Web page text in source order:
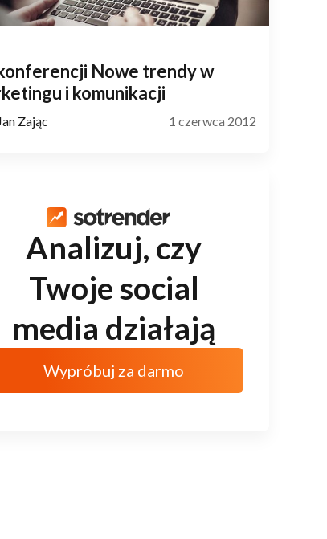
Nowe trendy w
i komunikacji
Jan Zając 1 czerwca 2012
Analizuj, czy
Twoje social
media działają
Wypróbuj za darmo